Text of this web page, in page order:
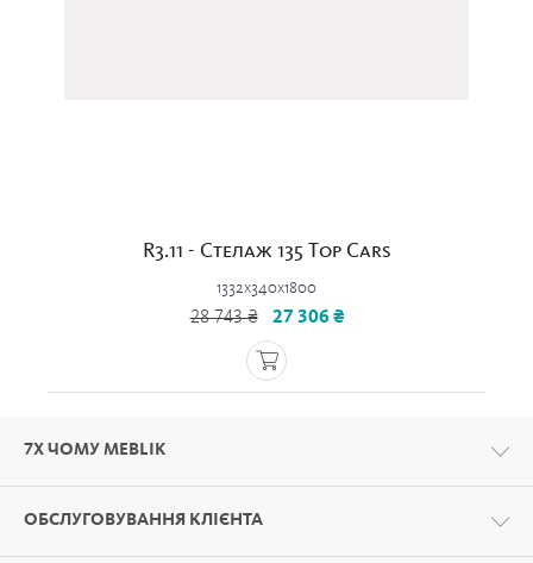
R3.11 - Стелаж 135 Top Cars
1332x340x1800
28 743 ₴ 27 306 ₴
7Х ЧОМУ MEBLIK
ОБСЛУГОВУВАННЯ КЛІЄНТА